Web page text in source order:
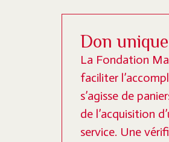
Don unique
La Fondation
faciliter
s’agisse de
de l’acquisition
service. Une